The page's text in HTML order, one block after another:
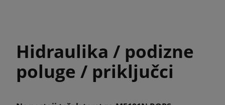
Hidraulika / podizne
poluge / priključci